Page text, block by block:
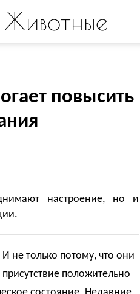
повысить
настроение, но и
не только потому, что они
положительно